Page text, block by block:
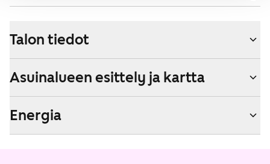
Talon tiedot
Asuinalueen esittely ja kartta
Energia